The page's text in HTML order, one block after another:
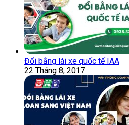
Đổi bằng lái xe quốc tế IAA
22 Tháng 8, 2017